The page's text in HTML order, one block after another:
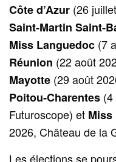
Côte d’Azur (26
Saint‑Martin
Miss Languedoc (7
Réunion (22 août
Mayotte (29 août
Poitou‑Charentes
Futuroscope) et Miss
2026, Château de la
Les élections se